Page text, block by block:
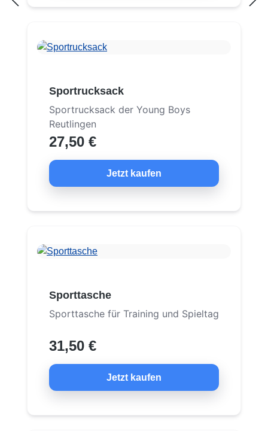
Sportrucksack
Sportrucksack der Young Boys
Reutlingen
27,50 €
Jetzt kaufen
Sporttasche
Sporttasche für Training und Spieltag
31,50 €
Jetzt kaufen